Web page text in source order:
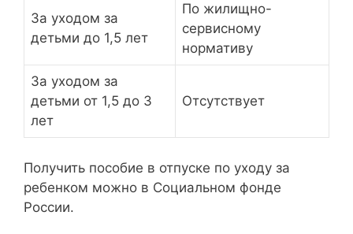
За уходом за
детьми до 1,5 лет
По жилищно-
сервисному
нормативу
За уходом за
детьми от 1,5 до 3
лет
Отсутствует
Получить пособие в отпуске по уходу за
ребенком можно в Социальном фонде
России.